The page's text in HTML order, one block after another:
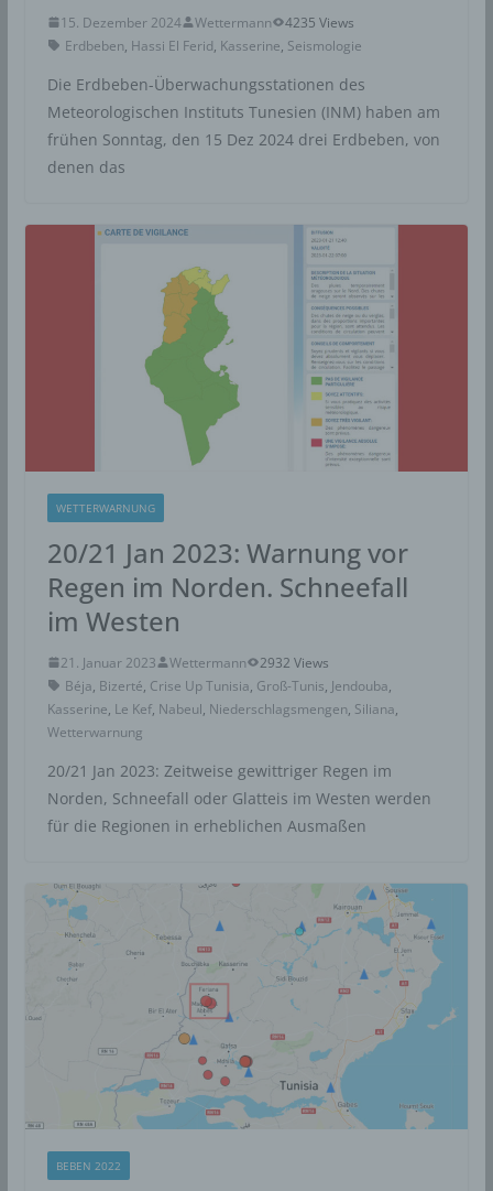
15. Dezember 2024 Wettermann
4235 Views
Erdbeben, Hassi El Ferid, Kasserine, Seismologie
Die Erdbeben-Überwachungsstationen des
Meteorologischen Instituts Tunesien (INM) haben am
frühen Sonntag, den 15 Dez 2024 drei Erdbeben, von
denen das
WETTERWARNUNG
20/21 Jan 2023: Warnung vor
Regen im Norden. Schneefall
im Westen
21. Januar 2023 Wettermann
2932 Views
Béja, Bizerté, Crise Up Tunisia, Groß-Tunis, Jendouba,
Kasserine, Le Kef, Nabeul, Niederschlagsmengen, Siliana,
Wetterwarnung
20/21 Jan 2023: Zeitweise gewittriger Regen im
Norden, Schneefall oder Glatteis im Westen werden
für die Regionen in erheblichen Ausmaßen
BEBEN 2022